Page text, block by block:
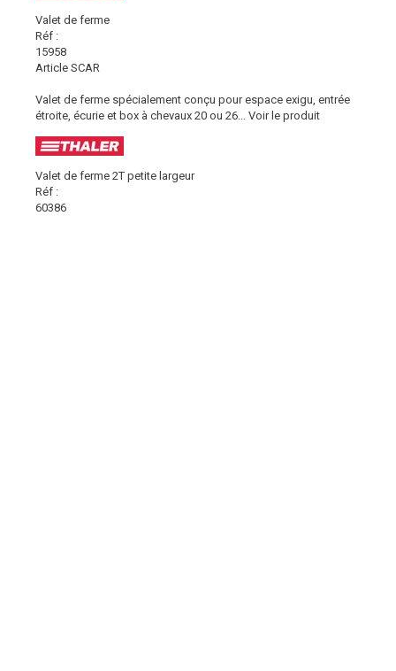
Valet de ferme
Réf :
15958
Article SCAR
Valet de ferme spécialement conçu pour espace exigu, entrée
étroite, écurie et box à chevaux 20 ou 26...
Voir le produit
Valet de ferme 2T petite largeur
Réf :
60386